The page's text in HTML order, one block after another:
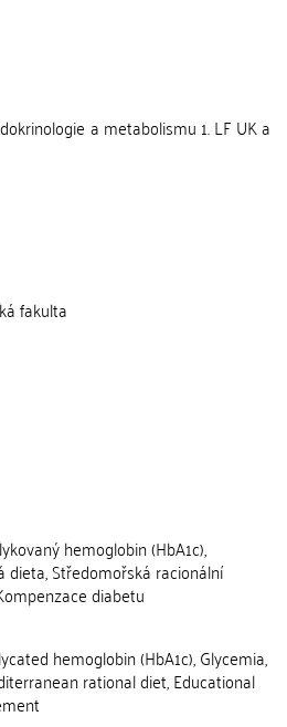
a metabolismu 1. LF UK a
fakulta
hemoglobin (HbA1c),
dieta, Středomořská racionální
diabetu
hemoglobin (HbA1c), Glycemia,
rational diet, Educational